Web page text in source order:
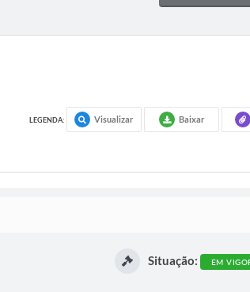
LEGENDA: Visualizar Baixar
Situação: EM